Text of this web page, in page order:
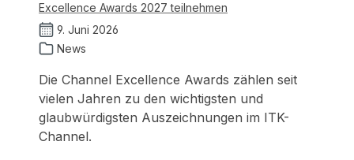
Excellence Awards 2027 teilnehmen
9. Juni 2026
News
Die Channel Excellence Awards zählen seit
vielen Jahren zu den wichtigsten und
glaubwürdigsten Auszeichnungen im ITK-
Channel.